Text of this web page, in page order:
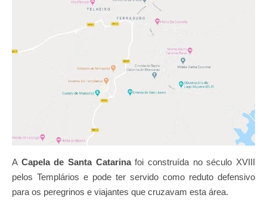
A Capela de Santa Catarinafoi construída no século XVIII
pelos Templários e pode ter servido como reduto defensivo
para os peregrinos e viajantes que cruzavam esta área.